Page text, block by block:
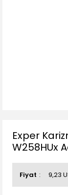
Exper
W258HUx
Fiyat 9,23